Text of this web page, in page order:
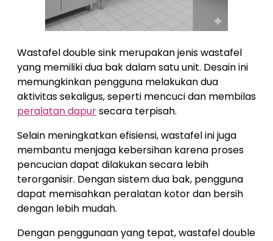
Wastafel double sink merupakan jenis wastafel
yang memiliki dua bak dalam satu unit. Desain ini
memungkinkan pengguna melakukan dua
aktivitas sekaligus, seperti mencuci dan membilas
peralatan dapursecara terpisah.
Selain meningkatkan efisiensi, wastafel ini juga
membantu menjaga kebersihan karena proses
pencucian dapat dilakukan secara lebih
terorganisir. Dengan sistem dua bak, pengguna
dapat memisahkan peralatan kotor dan bersih
dengan lebih mudah.
Dengan penggunaan yang tepat, wastafel double